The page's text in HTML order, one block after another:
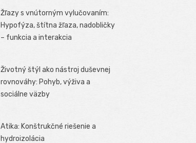
Žľazy s vnútorným vylučovaním:
Hypofýza, štítna žľaza, nadobličky
– funkcia a interakcia
Životný štýl ako nástroj duševnej
rovnováhy: Pohyb, výživa a
sociálne väzby
Atika: Konštrukčné riešenie a
hydroizolácia